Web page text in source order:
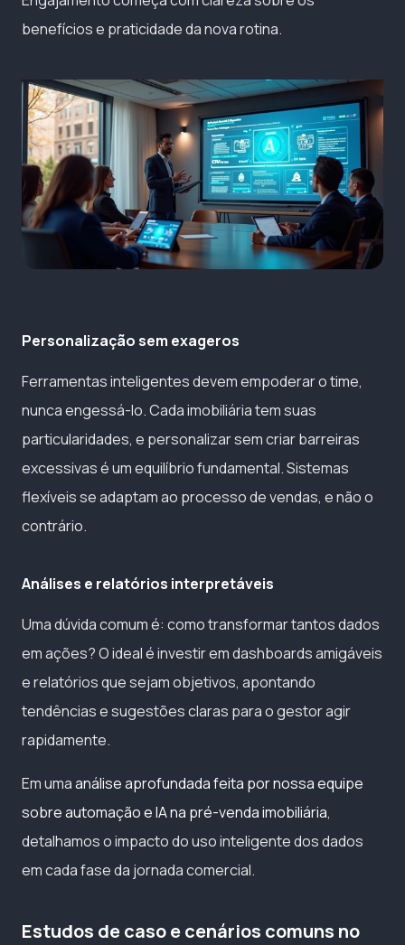
benefícios e praticidade da nova rotina.
Personalização sem exageros
Ferramentas inteligentes devem empoderar o time,
nunca engessá-lo. Cada imobiliária tem suas
particularidades, e personalizar sem criar barreiras
excessivas é um equilíbrio fundamental. Sistemas
flexíveis se adaptam ao processo de vendas, e não o
contrário.
Análises e relatórios interpretáveis
Uma dúvida comum é: como transformar tantos dados
em ações? O ideal é investir em dashboards amigáveis
e relatórios que sejam objetivos, apontando
tendências e sugestões claras para o gestor agir
rapidamente.
Em umaanálise aprofundada feita por nossa equipe
sobre automação e IA na pré-venda imobiliária,
detalhamos o impacto do uso inteligente dos dados
em cada fase da jornada comercial.
Estudos de caso e cenários comuns no